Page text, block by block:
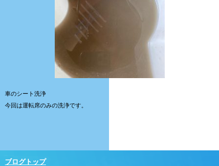
車のシート洗浄
今回は運転席のみの洗浄です。
ブログトップ